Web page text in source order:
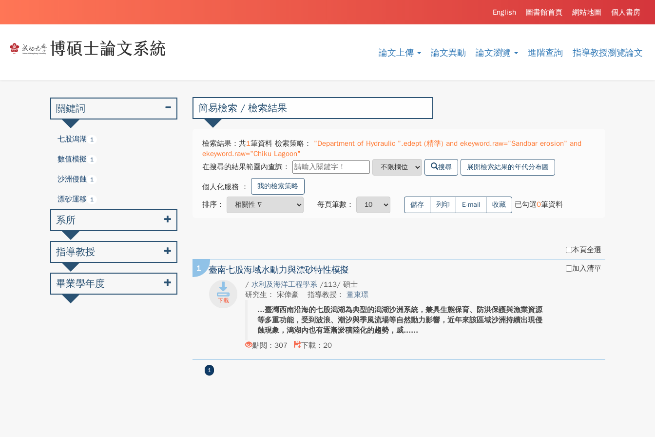
論文上傳 論文異動 論文瀏覽 進階查詢 指導教授瀏覽論文
個人書房
網站地圖
圖書館首頁
English
簡易檢索 / 檢索結果
檢索結果：共1筆資料 檢索策略：
"Department of Hydraulic ".edept (精準) and ekeyword.raw="Sandbar erosion" and
ekeyword.raw="Chiku Lagoon"
在搜尋的結果範圍內查詢：
搜尋 展開檢索結果的年代分布圖
個人化服務 ： 我的檢索策略
排序： 每頁筆數： 儲存 列印 E-mail 收藏 已勾選0筆資料
本頁全選
1 臺南七股海域水動力與漂砂特性模擬
/ 水利及海洋工程學系 /113/ 碩士
研究生： 宋偉豪
指導教授： 董東璟
臺灣西南沿海的七股潟湖為典型的潟湖沙洲系統，兼具生態保育、防洪保護與漁業資源
等多重功能，受到波浪、潮汐與季風流場等自然動力影響，近年來該區域沙洲持續出現侵
蝕現象，潟湖內也有逐漸淤積陸化的趨勢，威...
點閱：307
下載：20
加入清單
1
關鍵詞
七股潟湖 1
數值模擬 1
沙洲侵蝕 1
漂砂運移 1
系所
指導教授
畢業學年度